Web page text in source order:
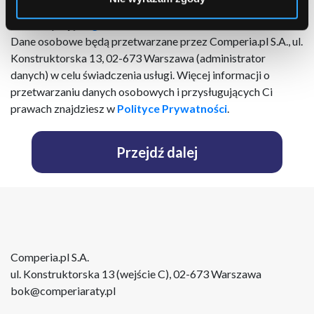
podmiotów trzecich ( lista) za pomocą poczty elektronicznej
AkceptujęRegulamin
Dane osobowe będą przetwarzane przez Comperia.pl S.A., ul.
Konstruktorska 13, 02-673 Warszawa (administrator
danych) w celu świadczenia usługi. Więcej informacji o
przetwarzaniu danych osobowych i przysługujących Ci
prawach znajdziesz w Polityce Prywatności.
Przejdź dalej
Comperia.pl S.A.
ul. Konstruktorska 13 (wejście C), 02-673 Warszawa
bok@comperiaraty.pl